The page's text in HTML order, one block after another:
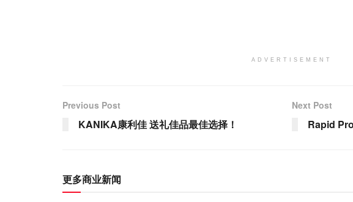
ADVERTISEMENT
Previous Post
KANIKA康利佳 送礼佳品最佳选择！
Next Post
Rapid
更多商业新闻